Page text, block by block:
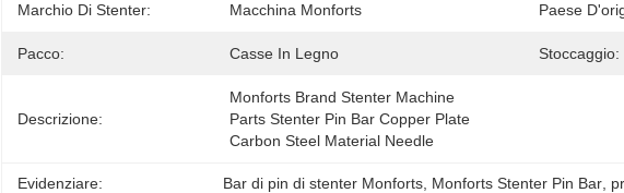
Marchio Di Stenter: Macchina Monforts Paese
Pacco: Casse In Legno Stoccaggio:
Descrizione:
Monforts Brand Stenter Machine
Parts Stenter Pin Bar Copper Plate
Carbon Steel Material Needle
Evidenziare: Bar di pin di stenter Monforts Monforts Stenter Pin Bar